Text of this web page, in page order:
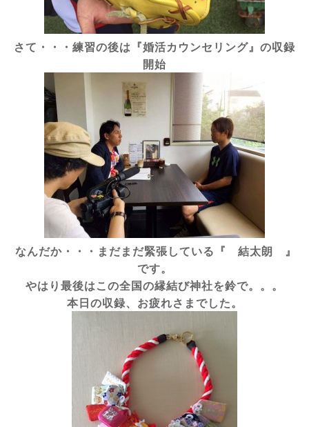
さて・・・練習の後は『婚活カウンセリング』の収録
開始
なんだか・・・まだまだ緊張している『 結太朗 』
です。
やはり最後はこの全国の縁結び神社を鈴で。。。
本日の収録、お疲れさまでした。